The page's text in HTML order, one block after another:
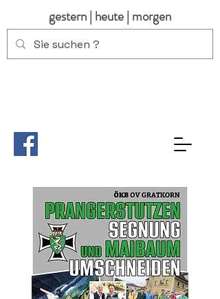
gestern | heute | morgen